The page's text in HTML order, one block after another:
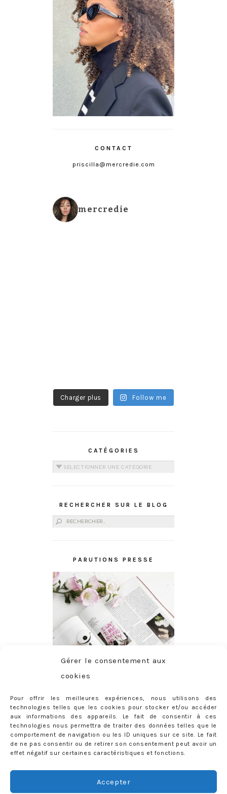
Gérer le consentement aux
cookies
Pour offrir les meilleures expériences, nous utilisons des
technologies telles que les cookies pour stocker et/ou accéder
aux informations des appareils. Le fait de consentir à ces
technologies nous permettra de traiter des données telles que le
comportement de navigation ou les ID uniques sur ce site. Le fait
de ne pas consentir ou de retirer son consentement peut avoir un
effet négatif sur certaines caractéristiques et fonctions.
Accepter
CONTACT
priscilla@mercredie.com
mercredie
Charger plus Follow me
CATÉGORIES
Catégories
RECHERCHER SUR LE BLOG
Rechercher :
PARUTIONS PRESSE
ABONNEMENT
Adresse